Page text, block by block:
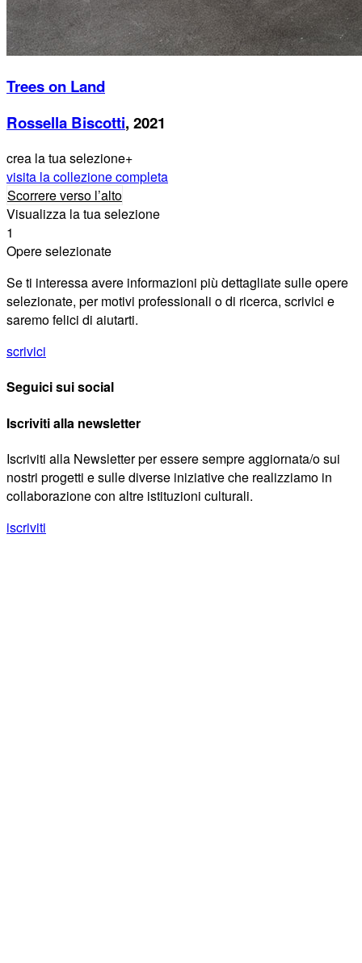
Trees on Land
Rossella Biscotti, 2021
crea la tua selezione+
visita la collezione completa
Scorrere verso l’alto
Visualizza la tua selezione
1
Opere selezionate
Se ti interessa avere informazioni più dettagliate sulle opere
selezionate, per motivi professionali o di ricerca, scrivici e
saremo felici di aiutarti.
scrivici
Seguici sui social
Iscriviti alla newsletter
Iscriviti alla Newsletter per essere sempre aggiornata/o sui
nostri progetti e sulle diverse iniziative che realizziamo in
collaborazione con altre istituzioni culturali.
iscriviti